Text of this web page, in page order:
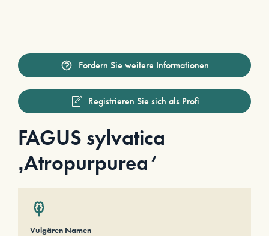
Fordern Sie weitere Informationen
Registrieren Sie sich als Profi
FAGUS sylvatica
‚Atropurpurea‘
Vulgären Namen